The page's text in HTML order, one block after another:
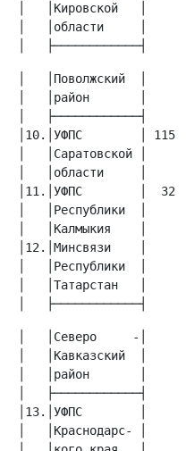
│   │Кировской
│   │области
│
│   │Поволжский
│   │район       │
│10.│УФПС        │
│
│11.│УФПС        │
│   │Республики
│12.│Минсвязи    │
│   │Республики
│   │Татарстан
│
│   │Северо     -
│   │Кавказский
│   │район       │
│13.│УФПС        │
│   │Краснодарс-